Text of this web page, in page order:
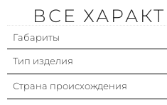
ВСЕ
Габариты
Тип изделия
Страна происхождения